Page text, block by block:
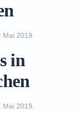
Mai 2019
in
Mai 2019